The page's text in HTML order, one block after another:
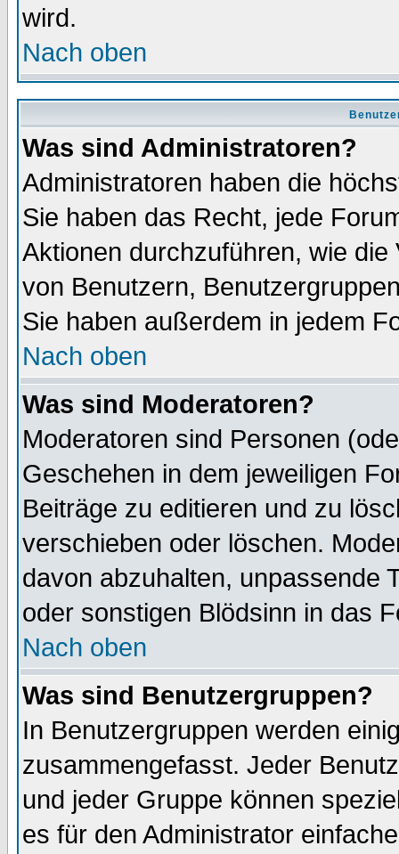
wird.
Nach oben
Was sind Administratoren?
Administratoren haben die
Sie haben das Recht, jede
Aktionen durchzuführen, wie
von Benutzern,
Sie haben außerdem in jedem
Nach oben
Was sind Moderatoren?
Moderatoren sind Personen
Geschehen in dem jeweiligen
Beiträge zu editieren und zu
verschieben oder löschen.
davon abzuhalten, unpassende
oder sonstigen Blödsinn in das
Nach oben
Was sind Benutzergruppen?
In Benutzergruppen werden
zusammengefasst. Jeder
und jeder Gruppe können
es für den Administrator